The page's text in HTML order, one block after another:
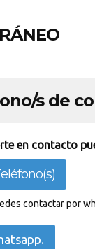
s de
en contacto
contactar por